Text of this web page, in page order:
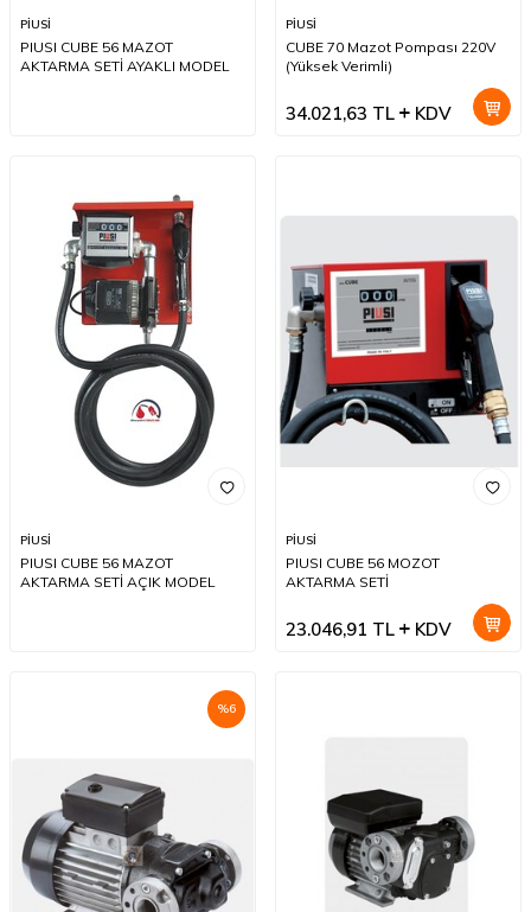
PİUSİ
PIUSI CUBE 56 MAZOT
AKTARMA SETİ AYAKLI MODEL
PİUSİ
CUBE 70 Mazot Pompası 220V
(Yüksek Verimli)
34.021,63 TL KDV
PİUSİ
PIUSI CUBE 56 MAZOT
AKTARMA SETİ AÇIK MODEL
PİUSİ
PIUSI CUBE 56 MOZOT
AKTARMA SETİ
23.046,91 TL KDV
%6